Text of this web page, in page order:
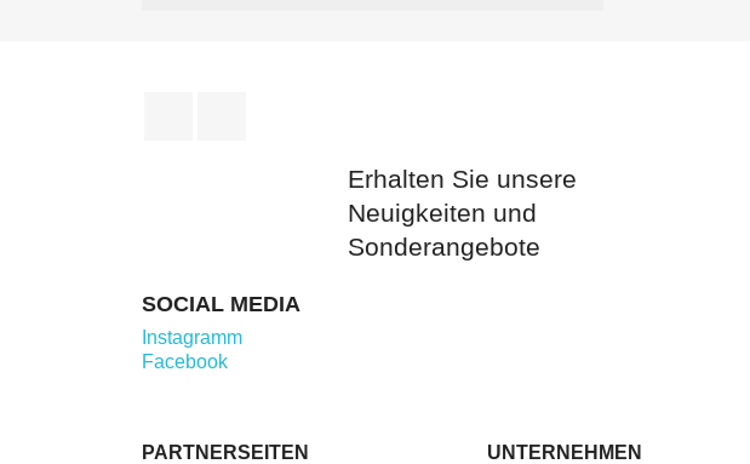
Erhalten Sie unsere
Neuigkeiten und
Sonderangebote
SOCIAL MEDIA
Instagramm
Facebook
PARTNERSEITEN UNTERNEHMEN